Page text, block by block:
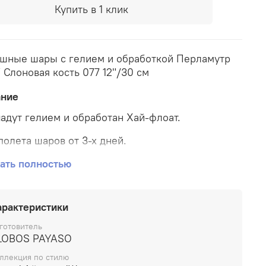
Купить в 1 клик
шары с гелием и обработкой Перламутр
Слоновая кость 077 12"/30 см
гелием и обработан Хай-флоат.
шаров от 3-х дней.
шары типа "перламутр" характеризуются
полностью
PAYASO
по стилю